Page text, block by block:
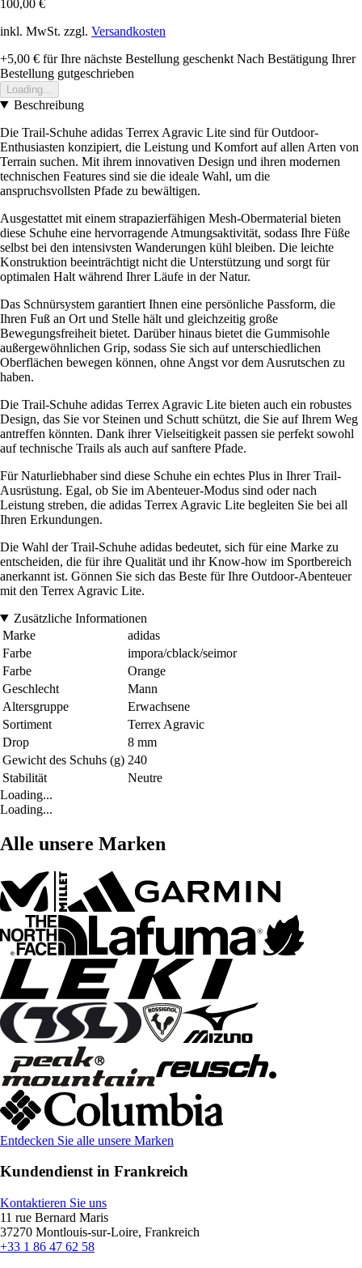
100,00 €
inkl. MwSt. zzgl. Versandkosten
+5,00 € für Ihre nächste Bestellung geschenkt Nach Bestätigung Ihrer
Bestellung gutgeschrieben
Loading...
Beschreibung
Die Trail-Schuhe adidas Terrex Agravic Lite sind für Outdoor-
Enthusiasten konzipiert, die Leistung und Komfort auf allen Arten von
Terrain suchen. Mit ihrem innovativen Design und ihren modernen
technischen Features sind sie die ideale Wahl, um die
anspruchsvollsten Pfade zu bewältigen.
Ausgestattet mit einem strapazierfähigen Mesh-Obermaterial bieten
diese Schuhe eine hervorragende Atmungsaktivität, sodass Ihre Füße
selbst bei den intensivsten Wanderungen kühl bleiben. Die leichte
Konstruktion beeinträchtigt nicht die Unterstützung und sorgt für
optimalen Halt während Ihrer Läufe in der Natur.
Das Schnürsystem garantiert Ihnen eine persönliche Passform, die
Ihren Fuß an Ort und Stelle hält und gleichzeitig große
Bewegungsfreiheit bietet. Darüber hinaus bietet die Gummisohle
außergewöhnlichen Grip, sodass Sie sich auf unterschiedlichen
Oberflächen bewegen können, ohne Angst vor dem Ausrutschen zu
haben.
Die Trail-Schuhe adidas Terrex Agravic Lite bieten auch ein robustes
Design, das Sie vor Steinen und Schutt schützt, die Sie auf Ihrem Weg
antreffen könnten. Dank ihrer Vielseitigkeit passen sie perfekt sowohl
auf technische Trails als auch auf sanftere Pfade.
Für Naturliebhaber sind diese Schuhe ein echtes Plus in Ihrer Trail-
Ausrüstung. Egal, ob Sie im Abenteuer-Modus sind oder nach
Leistung streben, die adidas Terrex Agravic Lite begleiten Sie bei all
Ihren Erkundungen.
Die Wahl der Trail-Schuhe adidas bedeutet, sich für eine Marke zu
entscheiden, die für ihre Qualität und ihr Know-how im Sportbereich
anerkannt ist. Gönnen Sie sich das Beste für Ihre Outdoor-Abenteuer
mit den Terrex Agravic Lite.
Zusätzliche Informationen
Marke
adidas
Farbe
impora/cblack/seimor
Farbe
Orange
Geschlecht
Mann
Altersgruppe
Erwachsene
Sortiment
Terrex Agravic
Drop
8 mm
Gewicht des Schuhs (g) 240
Stabilität
Neutre
Loading...
Loading...
Alle unsere Marken
Entdecken Sie alle unsere Marken
Kundendienst in Frankreich
Kontaktieren Sie uns
11 rue Bernard Maris
37270 Montlouis-sur-Loire, Frankreich
+33 1 86 47 62 58